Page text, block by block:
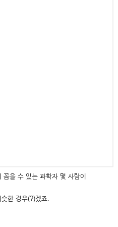
을 수 있는 과학자 몇 사람이
한 경우(?)겠죠.